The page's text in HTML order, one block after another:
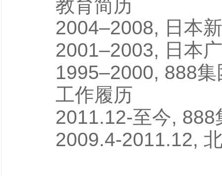
教育简历
2004–2008, 日本
2001–2003, 日本
1995–2000, 888
工作履历
2011.12-至今,
2009.4-2011.12,